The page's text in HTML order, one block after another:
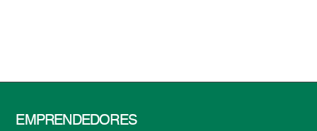
EMPRENDEDORES